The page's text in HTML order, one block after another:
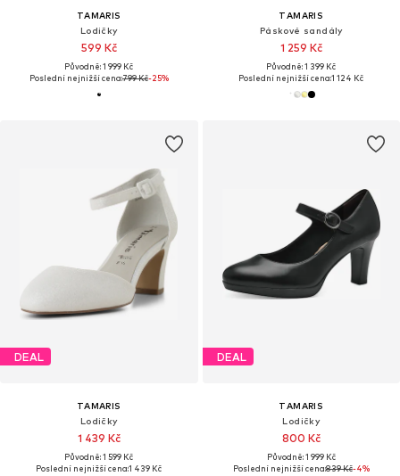
TAMARIS
Lodičky
599 Kč
Původně: 1 999 Kč
Poslední nejnižší cena:799 Kč-25%
TAMARIS
Páskové sandály
1 259 Kč
Původně: 1 399 Kč
Poslední nejnižší cena:1 124 Kč
DEAL
TAMARIS
Lodičky
1 439 Kč
Původně: 1 599 Kč
Poslední nejnižší cena:1 439 Kč
DEAL
TAMARIS
Lodičky
800 Kč
Původně: 1 999 Kč
Poslední nejnižší cena:839 Kč-4%